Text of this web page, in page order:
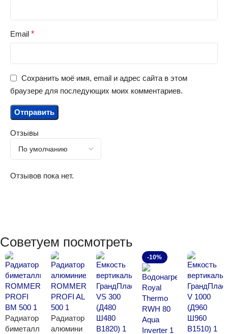
Отзывы
Отзывов пока нет.
Email *
Сохранить моё имя, email и адрес сайта в этом
браузере для последующих моих комментариев.
Советуем посмотреть
Радиатор
биметалл
Радиатор
алюмини
-10%